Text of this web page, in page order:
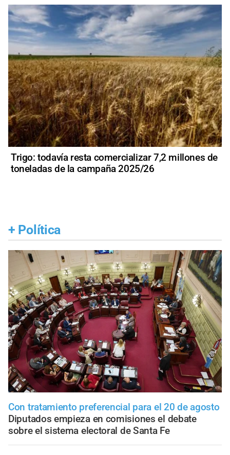
Trigo: todavía resta comercializar 7,2 millones de
toneladas de la campaña 2025/26
+ Política
Con tratamiento preferencial para el 20 de agosto
Diputados empieza en comisiones el debate
sobre el sistema electoral de Santa Fe